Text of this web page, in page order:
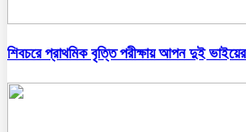
শিবচরে প্রাথমিক বৃত্তি পরীক্ষায় আপন দুই